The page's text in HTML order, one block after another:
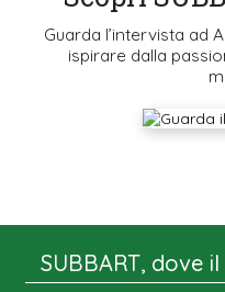
Guarda l’intervista ad
ispirare dalla
SUBBART, dove